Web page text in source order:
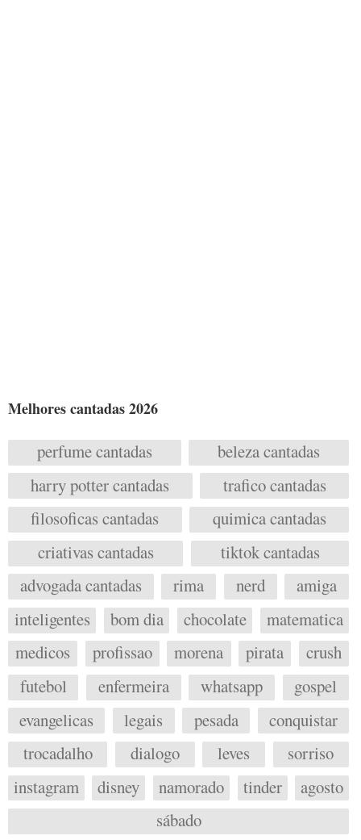
Melhores cantadas 2026
perfume cantadas
beleza cantadas
harry potter cantadas
trafico cantadas
filosoficas cantadas
quimica cantadas
criativas cantadas
tiktok cantadas
advogada cantadas
rima nerd
amiga
inteligentes
bom dia chocolate
matematica
medicos
profissao morena pirata
crush
futebol
enfermeira whatsapp
gospel
evangelicas
legais pesada
conquistar
trocadalho
dialogo leves
sorriso
instagram
disney namorado tinder
agosto
sábado